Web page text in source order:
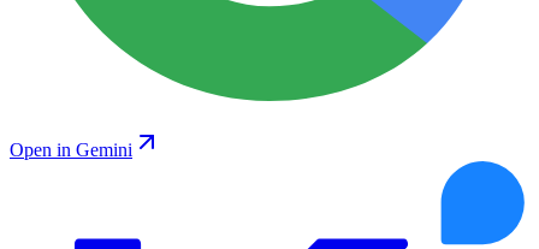
Open in Gemini